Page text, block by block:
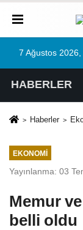
7 Ağustos
HABERLER
Haberler
EKONOMI
Yayınlanma: 03
Memur
belli oldu